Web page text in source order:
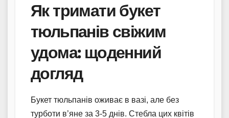
Як тримати букет
тюльпанів свіжим
удома: щоденний
догляд
Букет тюльпанів оживає в вазі, але без
турботи в’яне за 3-5 днів. Стебла цих квітів